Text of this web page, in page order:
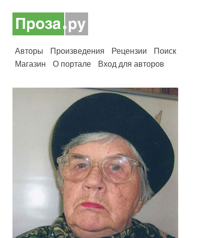
Авторы Произведения Рецензии
Поиск
Магазин
О портале Вход для авторов